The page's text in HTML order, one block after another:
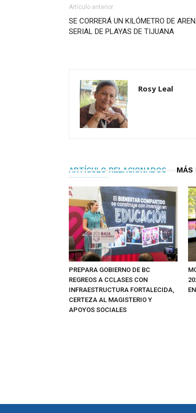
Artículo anterior
SE CORRERÁ UN KILÓMETRO DE
SERIAL DE PLAYAS DE TIJUANA
Rosy Leal
ARTÍCULO RELACIONADOS MÁS
PREPARA GOBIERNO DE BC
REGREOS A CCLASES CON
INFRAESTRUCTURA FORTALECIDA,
CERTEZA AL MAGISTERIO Y
APOYOS SOCIALES